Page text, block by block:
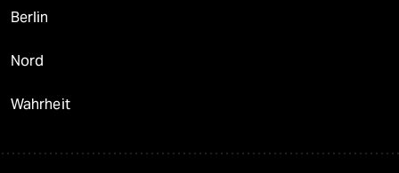
Berlin
Nord
Wahrheit